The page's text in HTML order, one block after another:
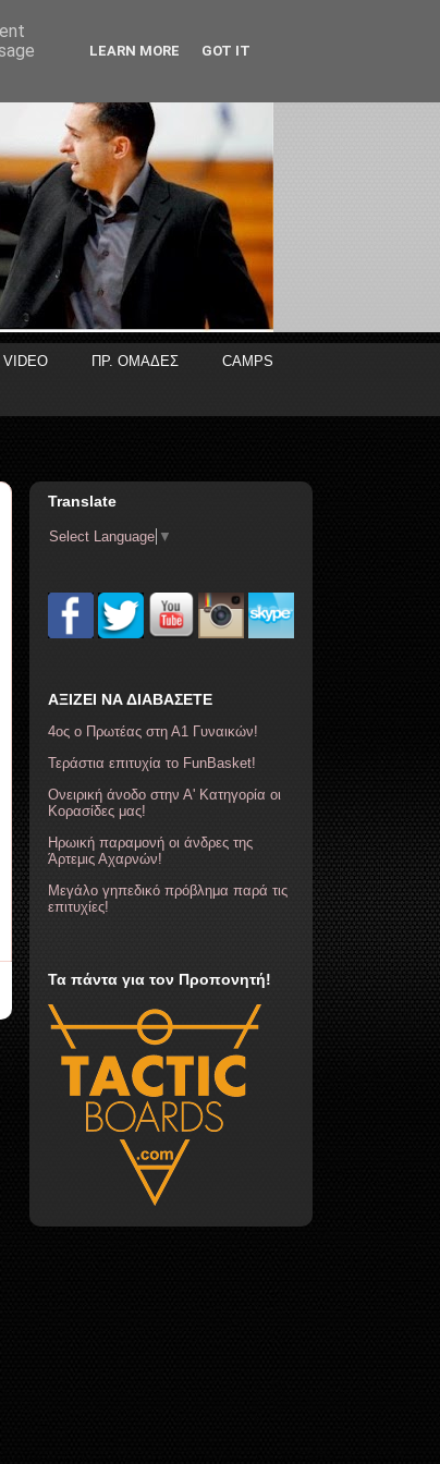
VIDEO ΠΡ. ΟΜΑΔΕΣ CAMPS
Translate
Select Language ▼
ΑΞΙΖΕΙ ΝΑ ΔΙΑΒΑΣΕΤΕ
4ος ο Πρωτέας στη Α1 Γυναικών!
Τεράστια επιτυχία το FunBasket!
Ονειρική άνοδο στην Α' Κατηγορία οι
Κορασίδες μας!
Ηρωική παραμονή οι άνδρες της
Άρτεμις Αχαρνών!
Μεγάλο γηπεδικό πρόβλημα παρά τις
επιτυχίες!
Τα πάντα για τον Προπονητή!
LEARN MORE GOT IT